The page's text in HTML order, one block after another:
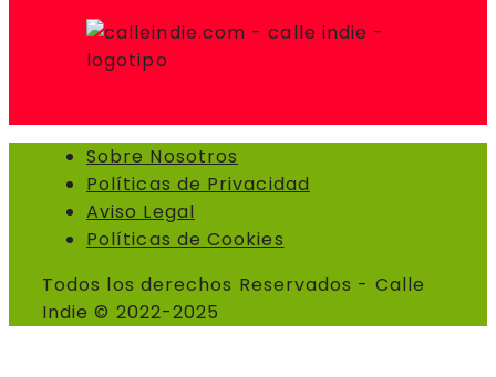
Sobre Nosotros
Políticas de Privacidad
Aviso Legal
Políticas de Cookies
Todos los derechos Reservados - Calle
Indie © 2022-2025